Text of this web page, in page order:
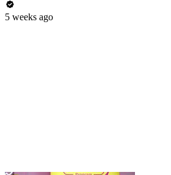
5 weeks ago